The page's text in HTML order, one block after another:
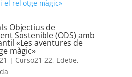
Objectius de
Sostenible (ODS) amb
«Les aventures de
màgic»
| Curso21-22, Edebé,